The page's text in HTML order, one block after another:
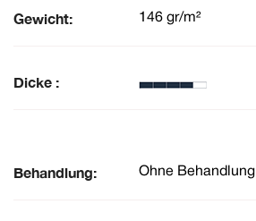
Gewicht: 146 gr/m²
Dicke :
Behandlung: Ohne Behandlung